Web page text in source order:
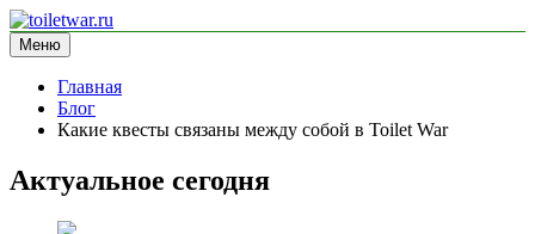
Перейти
к
содержимому
toiletwar.ru
информационный сайт
Меню
Главная
Блог
Какие квесты связаны между собой в Toilet War
Актуальное сегодня